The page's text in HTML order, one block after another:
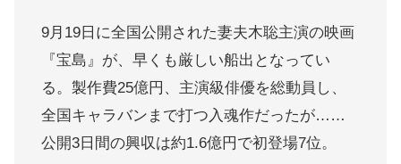
9月19日に全国公開された妻夫木聡主演の映画
『宝島』が、早くも厳しい船出となってい
る。製作費25億円、主演級俳優を総動員し、
全国キャラバンまで打つ入魂作だったが……
公開3日間の興収は約1.6億円で初登場7位。